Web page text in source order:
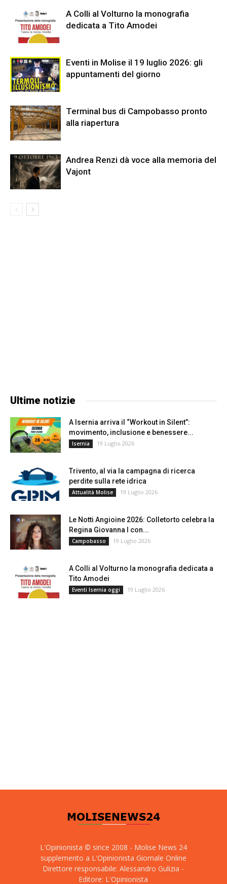
A Colli al Volturno la monografia
dedicata a Tito Amodei
Eventi in Molise il 19 luglio 2026: gli
appuntamenti del giorno
Terminal bus di Campobasso pronto
alla riapertura
Andrea Renzi dà voce alla memoria del
Vajont
Ultime notizie
A Isernia arriva il “Workout in Silent”:
movimento, inclusione e benessere...
Isernia 19 Luglio 2026
Trivento, al via la campagna di ricerca
perdite sulla rete idrica
Attualità Molise 19 Luglio 2026
Le Notti Angioine 2026: Colletorto celebra la
Regina Giovanna I con...
Campobasso 19 Luglio 2026
A Colli al Volturno la monografia dedicata a
Tito Amodei
Eventi Isernia oggi 19 Luglio 2026
L'Opinionista © since 2008 - Molise News 24
supplemento a L'Opinionista Giornale Online
Direttore responsabile: Alessandro Gulizia -
Editore: L'Opinionista